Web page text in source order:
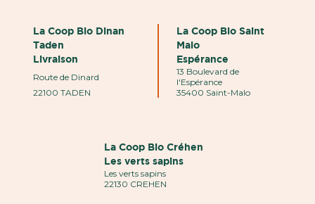
La Coop Bio Dinan
Taden
Livraison
Route de Dinard
22100 TADEN
La Coop Bio Saint
Malo
Espérance
13 Boulevard de
l'Espérance
35400 Saint-Malo
La Coop Bio Créhen
Les verts sapins
Les verts sapins
22130 CREHEN